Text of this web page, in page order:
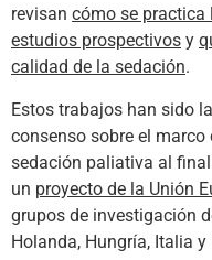
revisan cómo se practica
estudios prospectivos y
calidad de la sedación.
Estos trabajos han sido
consenso sobre el
sedación paliativa al
un proyecto de la Unión
grupos de investigación
Holanda, Hungría, Italia y